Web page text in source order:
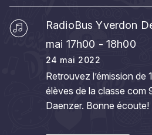
RadioBus Yverdon
mai 17h00 - 18h00
24 mai 2022
Retrouvez l’émission de
élèves de la classe com
Daenzer. Bonne écoute!